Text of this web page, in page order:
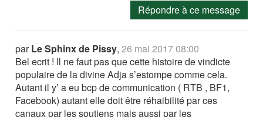
Répondre à ce message
parLe Sphinx de Pissy,26 mai 2017 08:00
Bel ecrit ! Il ne faut pas que cette histoire de vindicte
populaire de la divine Adja s’estompe comme cela.
Autant il y’ a eu bcp de communication ( RTB , BF1,
Facebook) autant elle doit être réhaibilité par ces
canaux par les soutiens mais aussi par les